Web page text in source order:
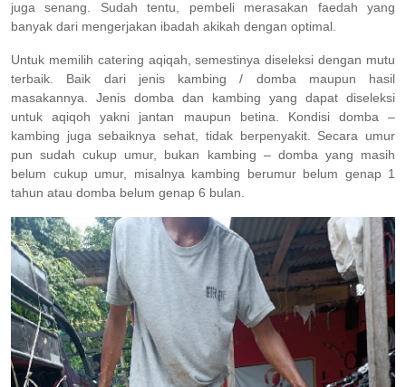
juga senang. Sudah tentu, pembeli merasakan faedah yang
banyak dari mengerjakan ibadah akikah dengan optimal.
Untuk memilih catering aqiqah, semestinya diseleksi dengan mutu
terbaik. Baik dari jenis kambing / domba maupun hasil
masakannya. Jenis domba dan kambing yang dapat diseleksi
untuk aqiqoh yakni jantan maupun betina. Kondisi domba –
kambing juga sebaiknya sehat, tidak berpenyakit. Secara umur
pun sudah cukup umur, bukan kambing – domba yang masih
belum cukup umur, misalnya kambing berumur belum genap 1
tahun atau domba belum genap 6 bulan.